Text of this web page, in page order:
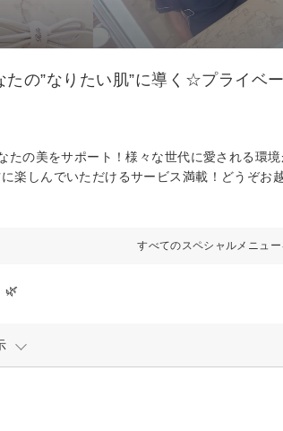
の”なりたい肌”に導く☆プライベ
たの美をサポート！様々な世代に愛される環境
楽しんでいただけるサービス満載！どうぞお
すべてのスペシャルメニュー
🌿